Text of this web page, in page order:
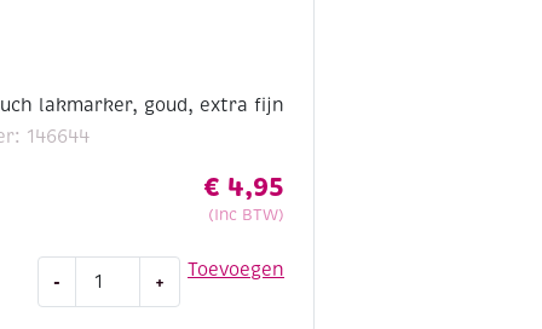
lakmarker, goud, extra fijn
146644
€ 4,95
(Inc BTW)
Toevoegen
-
Pentouch
+